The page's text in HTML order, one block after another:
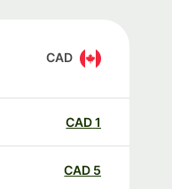
CAD
CAD
CAD